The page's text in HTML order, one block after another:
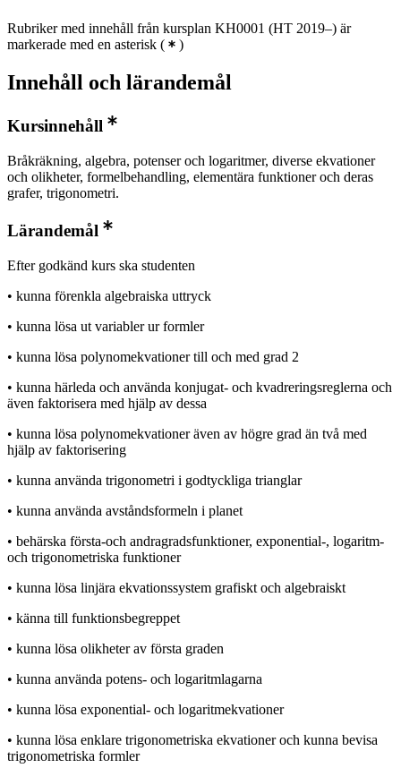
Rubriker med innehåll från kursplan KH0001 (HT 2019–) är
markerade med en asterisk ( )
Innehåll och lärandemål
Kursinnehåll
Bråkräkning, algebra, potenser och logaritmer, diverse ekvationer
och olikheter, formelbehandling, elementära funktioner och deras
grafer, trigonometri.
Lärandemål
Efter godkänd kurs ska studenten
• kunna förenkla algebraiska uttryck
• kunna lösa ut variabler ur formler
• kunna lösa polynomekvationer till och med grad 2
• kunna härleda och använda konjugat- och kvadreringsreglerna och
även faktorisera med hjälp av dessa
• kunna lösa polynomekvationer även av högre grad än två med
hjälp av faktorisering
• kunna använda trigonometri i godtyckliga trianglar
• kunna använda avståndsformeln i planet
• behärska första-och andragradsfunktioner, exponential-, logaritm-
och trigonometriska funktioner
• kunna lösa linjära ekvationssystem grafiskt och algebraiskt
• känna till funktionsbegreppet
• kunna lösa olikheter av första graden
• kunna använda potens- och logaritmlagarna
• kunna lösa exponential- och logaritmekvationer
• kunna lösa enklare trigonometriska ekvationer och kunna bevisa
trigonometriska formler